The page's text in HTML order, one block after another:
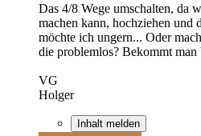
Das 4/8 Wege umschalten, da
machen kann, hochziehen und
möchte ich ungern... Oder
die problemlos? Bekommt
VG
Holger
Inhalt melden